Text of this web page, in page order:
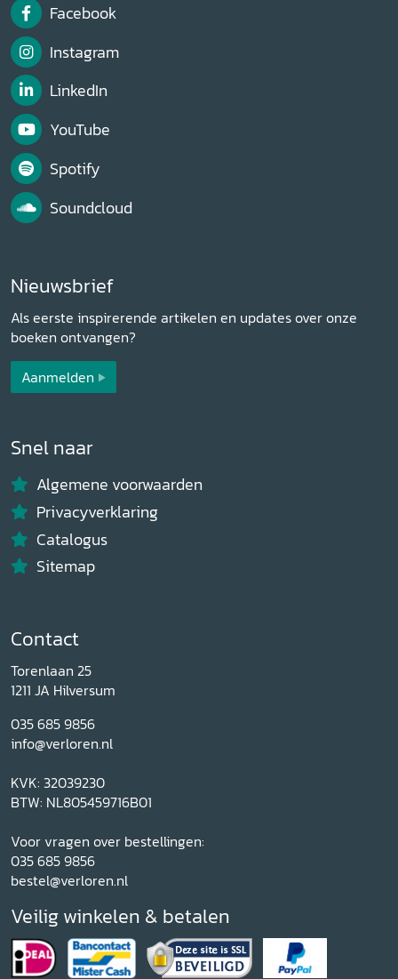
Facebook
Instagram
LinkedIn
YouTube
Spotify
Soundcloud
Nieuwsbrief
Als eerste inspirerende artikelen en updates over onze
boeken ontvangen?
Aanmelden
Snel naar
Algemene voorwaarden
Privacyverklaring
Catalogus
Sitemap
Contact
Torenlaan 25
1211 JA Hilversum
035 685 9856
info@verloren.nl
KVK: 32039230
BTW: NL805459716B01
Voor vragen over bestellingen:
035 685 9856
bestel@verloren.nl
Veilig winkelen & betalen